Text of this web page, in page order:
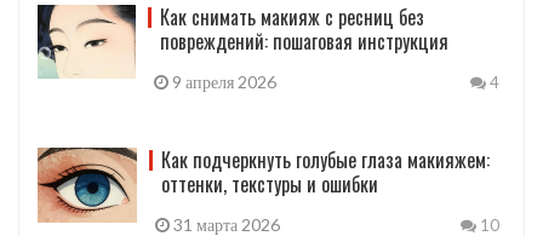
Как снимать макияж с ресниц без
повреждений: пошаговая инструкция
9 апреля 2026 4
Как подчеркнуть голубые глаза макияжем:
оттенки, текстуры и ошибки
31 марта 2026 10